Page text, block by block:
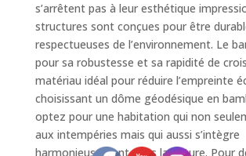
s’arrêtent pas à leur esthétique
structures sont conçues pour être
respectueuses de l’environnement. Le
pour sa robustesse et sa rapidité de
matériau idéal pour réduire l’empreinte
choisissant un dôme géodésique en
optez pour une habitation qui non
aux intempéries mais qui aussi s’intègre
harmonieusement dans la nature. Pour